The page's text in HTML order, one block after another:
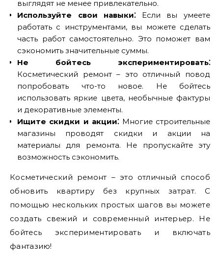
выглядят не менее привлекательно.
Используйте свои навыки⁚Если вы умеете
работать с инструментами, вы можете сделать
часть работ самостоятельно. Это поможет вам
сэкономить значительные суммы.
Не бойтесь экспериментировать⁚
Косметический ремонт – это отличный повод
попробовать что-то новое. Не бойтесь
использовать яркие цвета, необычные фактуры
и декоративные элементы.
Ищите скидки и акции⁚Многие строительные
магазины проводят скидки и акции на
материалы для ремонта. Не пропускайте эту
возможность сэкономить.
Косметический ремонт – это отличный способ
обновить квартиру без крупных затрат. С
помощью нескольких простых шагов вы можете
создать свежий и современный интерьер. Не
бойтесь экспериментировать и включать
фантазию!